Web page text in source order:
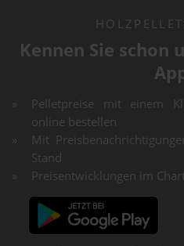
Kennen Sie schon
Pelletpreise mit einem
online bestellen
Mit
Stand
Preisentwicklungen im